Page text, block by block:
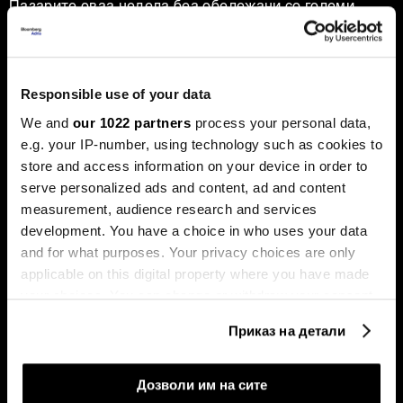
Responsible use of your data
We and our 1022 partners process your personal data,
e.g. your IP-number, using technology such as cookies to
store and access information on your device in order to
serve personalized ads and content, ad and content
measurement, audience research and services
development. You have a choice in who uses your data
and for what purposes. Your privacy choices are only
applicable on this digital property where you have made
your choices. You can change or withdraw your consent
If you allow, we would also like to:
Приказ на детали
Дозволи им на сите
Пазарите оваа недела беа обележани со големи
прашања. Технолошкиот гигант „Енвидија“ ја проби
границата на пазарна капитализација од пет билиони
долари, поттикнувајќи дебати за нов балон, додека
корекција.
Милеи има 99 проблеми, ама
Судот го запре отпуштањето